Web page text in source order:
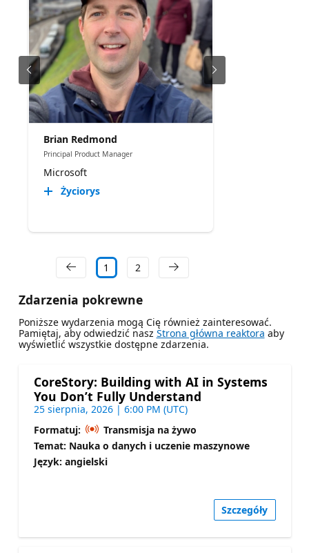
Brian Redmond
Principal Product Manager
Microsoft
Życiorys
1 2
Zdarzenia pokrewne
Poniższe wydarzenia mogą Cię również zainteresować.
Pamiętaj, aby odwiedzić nasz Strona główna reaktora aby
wyświetlić wszystkie dostępne zdarzenia.
CoreStory: Building with AI in Systems
You Don’t Fully Understand
25 sierpnia, 2026 | 6:00 PM (UTC)
Formatuj:
Transmisja na żywo
Temat: Nauka o danych i uczenie maszynowe
Język: angielski
Szczegóły